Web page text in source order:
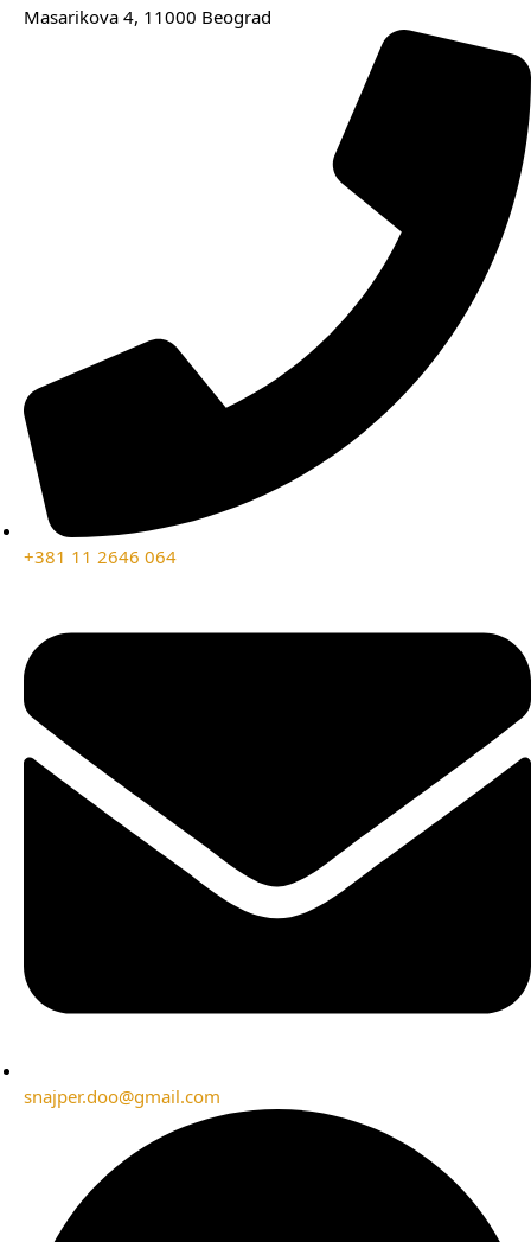
Masarikova 4, 11000 Beograd
+381 11 2646 064
snajper.doo@gmail.com